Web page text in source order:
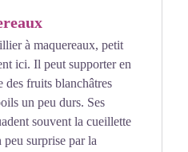
à maquereaux, petit
ici. Il peut supporter en
des fruits blanchâtres
un peu durs. Ses
souvent la cueillette
peu surprise par la